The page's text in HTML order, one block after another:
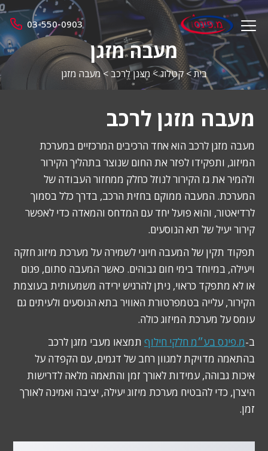
מ.
פינס
03-550-0903 menu
opener מעבה מזגן
בית>קטלוג>מצנן לרכב>מעבה מזגן
מעבה מזגן לרכב
מעבה מזגן לרכב הוא אחד הרכיבים המרכזיים במערכת
המיזוג, ותפקידו לפזר את החום שנוצר בתהליך הקירור
ולהמיר את גז הקירור לנוזל כחלק ממחזור העבודה של
המערכת. המעבה ממוקם בחזית הרכב, בדרך כלל בסמוך
לרדיאטור, והוא פועל יחד עם המדחס והמאדה כדי לאפשר
קירור יעיל של תא הנוסעים.
תפקוד תקין של המעבה חיוני לשמירה על מערכת מיזוג חזקה
ויעילה, במיוחד בימי חום גבוהים. כאשר המעבה סתום, פגום
או לא מתפקד כראוי, ניתן להרגיש ירידה משמעותית בעוצמת
הקירור, עלייה בטמפרטורת האוויר בתא הנוסעים ולעיתים גם
עומס על מערכת המיזוג כולה.
ב-מ.פינס בע״מ חלקי חילוף תמצאו מעבי מזגן לרכב
בהתאמה מדויקת למגוון רחב של דגמים, עם הקפדה על
איכות גבוהה, עמידות לאורך זמן והתאמה מלאה לדרישות
היצרן, כדי להבטיח מערכת מיזוג יעילה, יציבה ואמינה לאורך
זמן.